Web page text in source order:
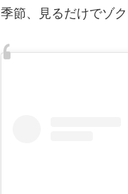
季節、見るだけでゾ